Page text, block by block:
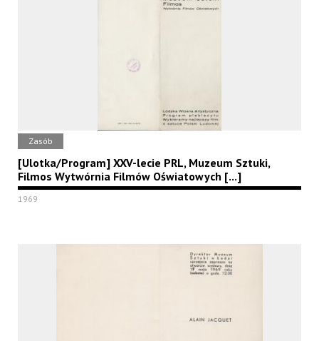
Zasób
[Ulotka/Program] XXV-lecie PRL, Muzeum Sztuki,
Filmos Wytwórnia Filmów Oświatowych [...]
1969